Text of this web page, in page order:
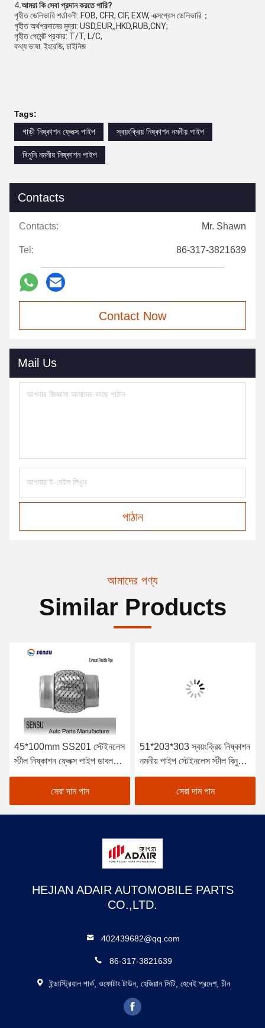
4.আমরা কি সেবা প্রদান করতে পারি?
গৃহীত ডেলিভারি শর্তাবলী: FOB, CFR, CIF, EXW, এক্সপ্রেস ডেলিভারি；
গৃহীত অর্থপ্রদানের মুদ্রা: USD,EUR,,HKD,RUB,CNY;
গৃহীত পেমেন্ট প্রকার: T/T, L/C,
কথ্য ভাষা: ইংরেজি, চাইনিজ
Tags:
গাড়ী নিষ্কাশন ফ্লেক্স পাইপ
স্বয়ংক্রিয় নিষ্কাশন নমনীয় পাইপ
বিনুনি নমনীয় নিষ্কাশন পাইপ
Contacts
Contacts: Mr. Shawn
Tel: 86-317-3821639
Contact Now
Mail Us
পাঠান
আমাদের পণ্য
Similar Products
45*100mm SS201 স্টেইনলেস
স্টীল নিষ্কাশন ফ্লেক্স পাইপ ডাবল
বিনুনি
সেরা দাম পান
51*203*303 স্বয়ংক্রিয় নিষ্কাশন
নমনীয় পাইপ স্টেইনলেস স্টীল বিনুনি
নিষ্কাশন পায়ের পাতার মোজাবিশেষ
সেরা দাম পান
HEJIAN ADAIR AUTOMOBILE PARTS
CO.,LTD.
402439682@qq.com
86-317-3821639
ইন্ডাস্ট্রিয়াল পার্ক, ওফোটাং টাউন, হেজিয়ান সিটি, হেবেই প্রদেশ, চীন